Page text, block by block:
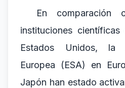
En comparación
instituciones
Estados Unidos, la
Europea (ESA) en
Japón han estado